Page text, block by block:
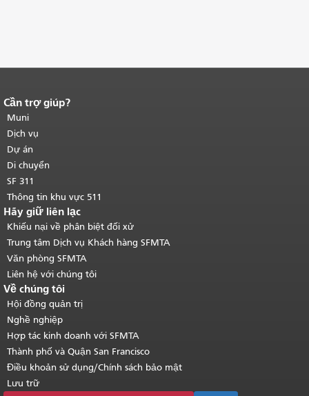
Kết thúc nội dung trang.
của trang này được lặp lại trên mọi
trang.Quay lại đầu trang nội dung
chính.
Cần trợ giúp?
Muni
Dịch vụ
Dự án
Di chuyển
SF 311
Thông tin khu vực 511
Hãy giữ liên lạc
Khiếu nại về phân biệt đối xử
Trung tâm Dịch vụ Khách hàng SFMTA
Văn phòng SFMTA
Liên hệ với chúng tôi
Về chúng tôi
Hội đồng quản trị
Nghề nghiệp
Hợp tác kinh doanh với SFMTA
Thành phố và Quận San Francisco
Điều khoản sử dụng/Chính sách bảo mật
Lưu trữ